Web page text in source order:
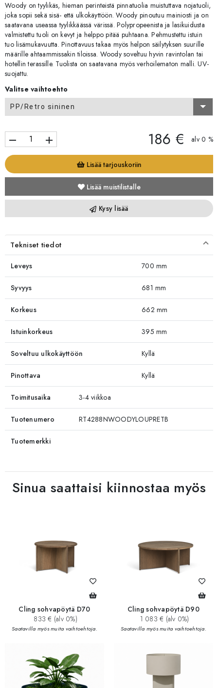
Woody on tyylikäs, hieman perinteistä pinnatuolia muistuttava nojatuoli,
joka sopii sekä sisä- että ulkokäyttöön. Woody pinoutuu mainiosti ja on
saatavana useassa tyylikkäässä värissä. Polypropeenista ja lasikuidusta
valmistettu tuoli on kevyt ja helppo pitää puhtaana. Pehmustettu istuin
tuo lisämukavuutta. Pinottavuus takaa myös helpon säilytyksen suurille
määrille ahtaammissakin tiloissa. Woody soveltuu hyvin ravintolan tai
hotellin terassille. Tuolista on saatavana myös verhoilematon malli. UV-
suojattu.
Valitse vaihtoehto
PP/Retro sininen
remove add 186 € alv 0 %
Lisää tarjouskoriin
Lisää muistilistalle
Kysy lisää
Tekniset tiedot
Leveys 700 mm
Syvyys 681 mm
Korkeus 662 mm
Istuinkorkeus 395 mm
Soveltuu ulkokäyttöön Kyllä
Pinottava Kyllä
Toimitusaika 3-4 viikkoa
Tuotenumero RT4288NWOODYLOUPRETB
Tuotemerkki
Sinua saattaisi kiinnostaa myös
Cling sohvapöytä D70
833 € (alv 0%)
Saatavilla myös muita vaihtoehtoja.
Cling sohvapöytä D90
1 083 € (alv 0%)
Saatavilla myös muita vaihtoehtoja.